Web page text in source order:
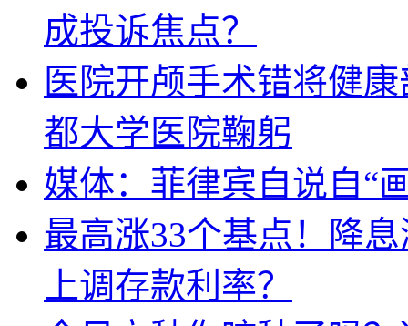
成投诉焦点？
医院开颅手术错将健
都大学医院鞠躬
媒体：菲律宾自说自“
最高涨33个基点！降
上调存款利率？